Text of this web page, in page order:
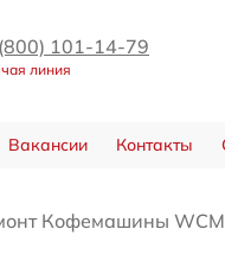
101-14-79
линия
Вакансии Контакты
Кофемашины